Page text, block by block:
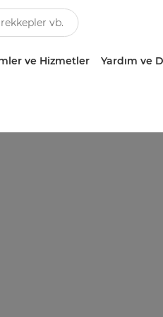
ve Hizmetler Yardım ve